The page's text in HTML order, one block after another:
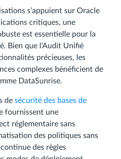
s’appuient sur Oracle
critiques, une
est essentielle pour la
Bien que l’Audit Unifié
précieuses, les
complexes bénéficient de
DataSunrise.
de sécurité des bases de
fournissent une
réglementaire sans
des politiques sans
des règles